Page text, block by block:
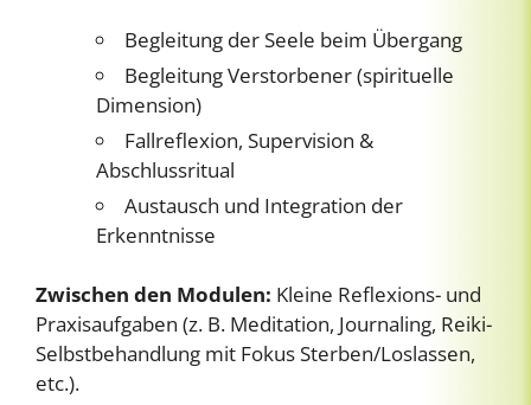
Begleitung der Seele beim Übergang
Begleitung Verstorbener (spirituelle
Dimension)
Fallreflexion, Supervision &
Abschlussritual
Austausch und Integration der
Erkenntnisse
Zwischen den Modulen: Kleine Reflexions- und
Praxisaufgaben (z. B. Meditation, Journaling, Reiki-
Selbstbehandlung mit Fokus Sterben/Loslassen,
etc.).